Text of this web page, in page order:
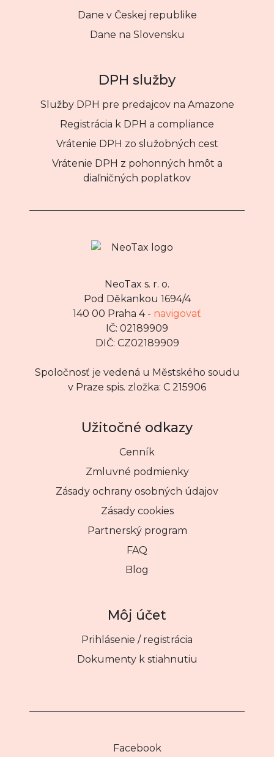
Dane v Českej republike
Dane na Slovensku
DPH služby
Služby DPH pre predajcov na Amazone
Registrácia k DPH a compliance
Vrátenie DPH zo služobných cest
Vrátenie DPH z pohonných hmôt a
diaľničných poplatkov
NeoTax s. r. o.
Pod Děkankou 1694/4
140 00 Praha 4 - navigovať
IČ: 02189909
DIČ: CZ02189909
Spoločnosť je vedená u Městského soudu
v Praze spis. zložka: C 215906
Užitočné odkazy
Cenník
Zmluvné podmienky
Zásady ochrany osobných údajov
Zásady cookies
Partnerský program
FAQ
Blog
Môj účet
Prihlásenie / registrácia
Dokumenty k stiahnutiu
Facebook